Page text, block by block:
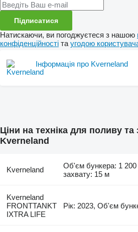
Підписатися
Натискаючи, ви погоджуєтеся з нашою
конфіденційності таугодою
Інформація про Kverneland
Ціни на техніка для поливу
Kverneland
Kverneland
Об'єм бункера: 1
захвату: 15 м
Kverneland
FRONTTANKT
IXTRA LIFE
Рік: 2023, Об'єм